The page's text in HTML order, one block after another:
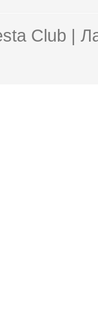
Club |